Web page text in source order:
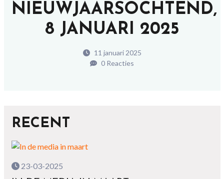
NIEUWJAARSOCHTEND,
8 JANUARI 2025
11 januari 2025
0 Reacties
RECENT
23-03-2025